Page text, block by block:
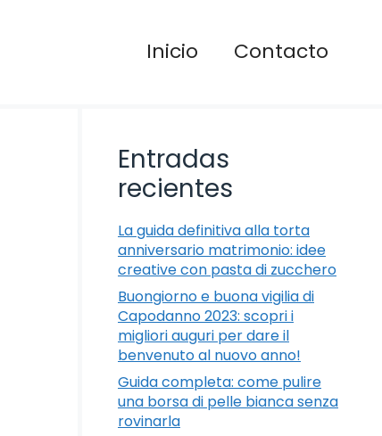
Inicio Contacto
Entradas
recientes
La guida definitiva alla torta
anniversario matrimonio: idee
creative con pasta di zucchero
Buongiorno e buona vigilia di
Capodanno 2023: scopri i
migliori auguri per dare il
benvenuto al nuovo anno!
Guida completa: come pulire
una borsa di pelle bianca senza
rovinarla